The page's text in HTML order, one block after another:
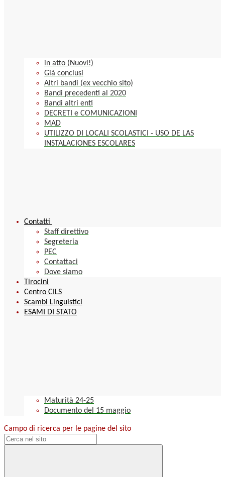
in atto (Nuovi!)
Già conclusi
Altri bandi (ex vecchio sito)
Bandi precedenti al 2020
Bandi altri enti
DECRETI e COMUNICAZIONI
MAD
UTILIZZO DI LOCALI SCOLASTICI - USO DE LAS
INSTALACIONES ESCOLARES
Contatti
Staff direttivo
Segreteria
PEC
Contattaci
Dove siamo
Tirocini
Centro CILS
Scambi Linguistici
ESAMI DI STATO
Maturità 24-25
Documento del 15 maggio
Campo di ricerca per le pagine del sito